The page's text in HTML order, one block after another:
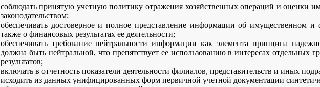
соблюдать принятую учетную политику отражения хозяйственных операций и оценки
законодательством;
обеспечивать достоверное и полное представление информации об имущественном
также о финансовых результатах ее деятельности;
обеспечивать требование нейтральности информации как элемента принципа
должна быть нейтральной, что препятствует ее использованию в интересах
результатов;
включать в отчетность показатели деятельности филиалов, представительств и иных
исходить из данных унифицированных форм первичной учетной документации